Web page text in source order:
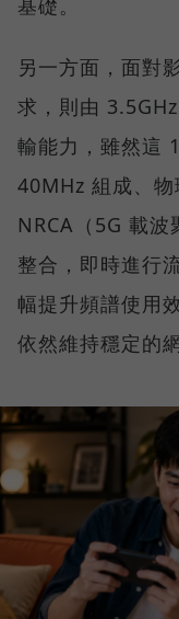
基礎。
另一方面，面對
求，則由
輸能力，雖然這
40MHz 組成、
NRCA（5G 載
整合，即時進行
幅提升頻譜使用
依然維持穩定的